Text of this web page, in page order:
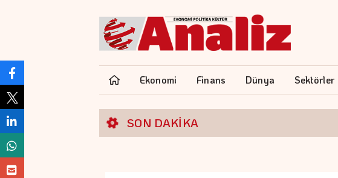
Ekonomi Finans Dünya Sektörler
SON DAKİKA